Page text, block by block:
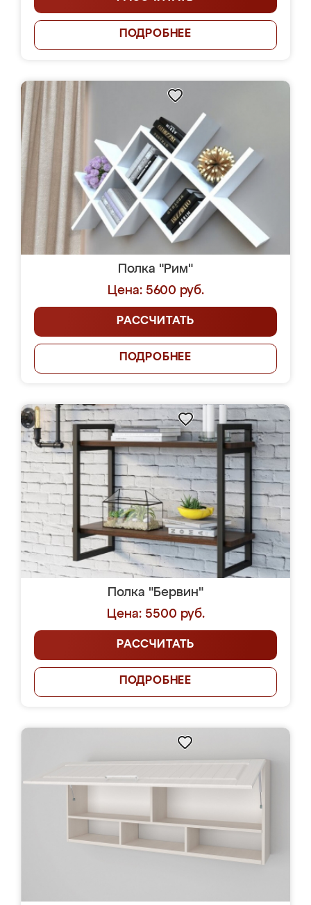
ПОДРОБНЕЕ
Полка "Рим"
Цена: 5600 руб.
РАССЧИТАТЬ
ПОДРОБНЕЕ
Полка "Бервин"
Цена: 5500 руб.
РАССЧИТАТЬ
ПОДРОБНЕЕ